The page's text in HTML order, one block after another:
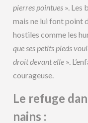
pierres pointues ». Les
mais ne lui font point
hostiles comme les
que ses petits pieds
droit devant elle ».
courageuse.
Le refuge
nains :